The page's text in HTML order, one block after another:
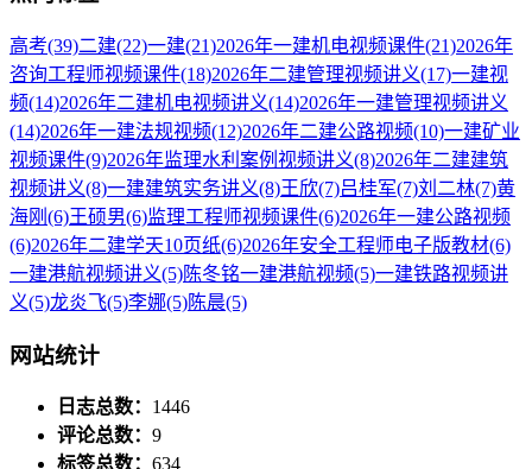
高考(39)二建(22)一建(21)2026年一建机电视频课件(21)2026年
咨询工程师视频课件(18)2026年二建管理视频讲义(17)一建视
频(14)2026年二建机电视频讲义(14)2026年一建管理视频讲义
(14)2026年一建法规视频(12)2026年二建公路视频(10)一建矿业
视频课件(9)2026年监理水利案例视频讲义(8)2026年二建建筑
视频讲义(8)一建建筑实务讲义(8)王欣(7)吕桂军(7)刘二林(7)黄
海刚 (6)王硕男(6)监理工程师视频课件(6)2026年一建公路视频
(6)2026年二建学天10页纸(6)2026年安全工程师电子版教材(6)
一建港航视频讲义(5)陈冬铭一建港航视频(5)一建铁路视频讲
义(5)龙炎飞(5)李娜(5)陈晨(5)
网站统计
日志总数： 1446
评论总数： 9
标签总数： 634